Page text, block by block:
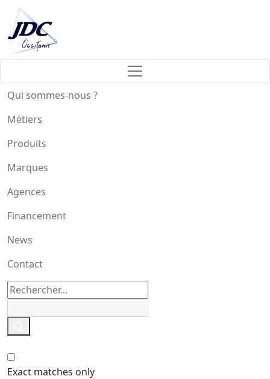
Qui sommes-nous ?
Métiers
Produits
Marques
Agences
Financement
News
Contact
Exact matches only